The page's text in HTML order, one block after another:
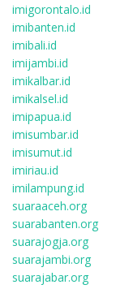
imigorontalo.id
imibanten.id
imibali.id
imijambi.id
imikalbar.id
imikalsel.id
imipapua.id
imisumbar.id
imisumut.id
imiriau.id
imilampung.id
suaraaceh.org
suarabanten.org
suarajogja.org
suarajambi.org
suarajabar.org